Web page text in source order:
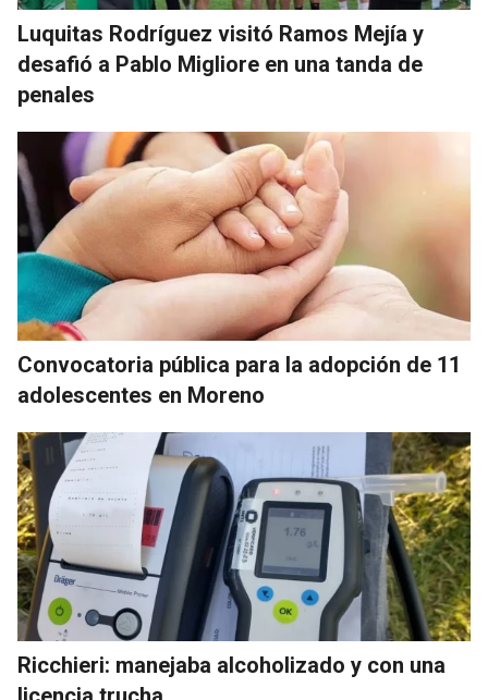
Luquitas Rodríguez visitó Ramos Mejía y
desafió a Pablo Migliore en una tanda de
penales
Convocatoria pública para la adopción de 11
adolescentes en Moreno
Ricchieri: manejaba alcoholizado y con una